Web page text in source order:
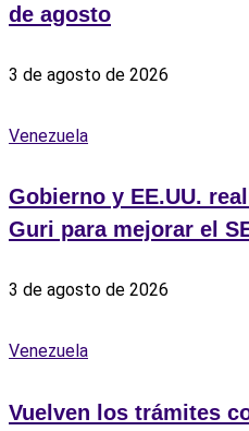
de agosto
3 de agosto de 2026
Venezuela
Gobierno y EE.UU.
Guri para mejorar el
3 de agosto de 2026
Venezuela
Vuelven los trámites